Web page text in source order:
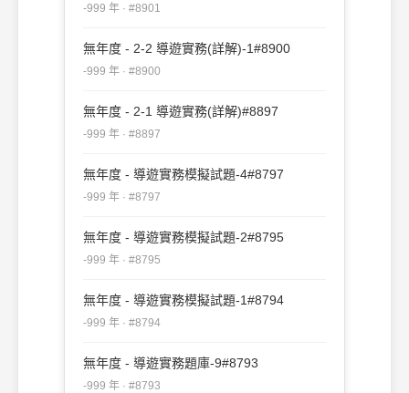
-999 年 · #8901
無年度 - 2-2 導遊實務(詳解)-1#8900
-999 年 · #8900
無年度 - 2-1 導遊實務(詳解)#8897
-999 年 · #8897
無年度 - 導遊實務模擬試題-4#8797
-999 年 · #8797
無年度 - 導遊實務模擬試題-2#8795
-999 年 · #8795
無年度 - 導遊實務模擬試題-1#8794
-999 年 · #8794
無年度 - 導遊實務題庫-9#8793
-999 年 · #8793